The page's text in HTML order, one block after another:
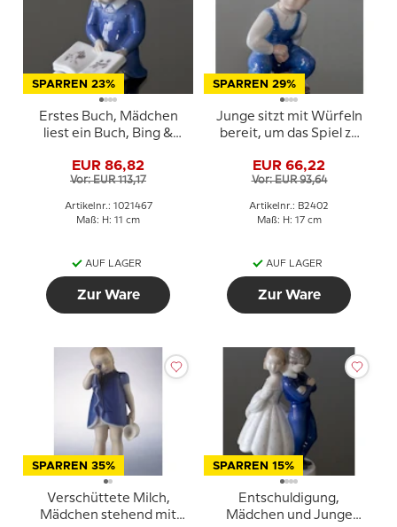
SPARREN 23%
Erstes Buch, Mädchen
liest ein Buch, Bing &
2247 oder 467
EUR 86,82
Vor: EUR 113,17
Artikelnr.: 1021467
Maß: H: 11 cm
AUF LAGER
Zur Ware
SPARREN 29%
Junge sitzt mit Würfeln
bereit, um das Spiel zu
Figur Nr. 2402
EUR 66,22
Vor: EUR 93,64
Artikelnr.: B2402
Maß: H: 17 cm
AUF LAGER
Zur Ware
SPARREN 35%
Verschüttete Milch,
Mädchen stehend mit
SPARREN 15%
Entschuldigung,
Mädchen und Junge